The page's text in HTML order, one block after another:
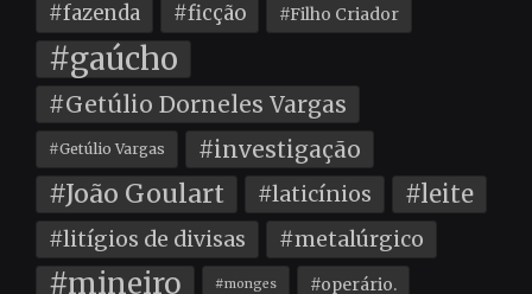
#fazenda #ficção #Filho Criador
#gaúcho
#Getúlio Dorneles Vargas
#Getúlio Vargas #investigação
#João Goulart #laticínios #leite
#litígios de divisas #metalúrgico
#mineiro #monges #operário.